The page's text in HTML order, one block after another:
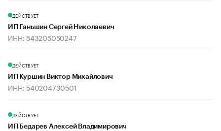
ДЕЙСТВУЕТ
ИП Ганьшин Сергей Николаевич
ИНН: 543205050247
ДЕЙСТВУЕТ
ИП Куршин Виктор Михайлович
ИНН: 540204730501
ДЕЙСТВУЕТ
ИП Бедарев Алексей Владимирович